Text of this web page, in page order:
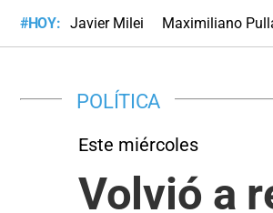
#HOY: Javier Milei Maximiliano
POLÍTICA
Este miércoles
Volvió a